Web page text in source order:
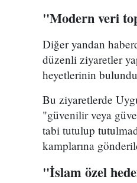
"Modern veri
Diğer yandan
düzenli ziyaretler
heyetlerinin
Bu ziyaretlerde
"güvenilir veya
tabi tutulup
kamplarına
"İslam özel